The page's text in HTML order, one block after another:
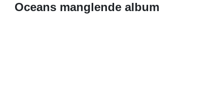
Oceans manglende album